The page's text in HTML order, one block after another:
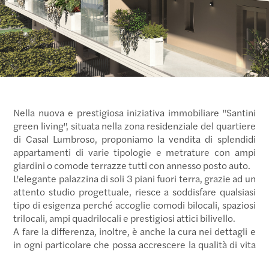
Nella nuova e prestigiosa iniziativa immobiliare "Santini
green living", situata nella zona residenziale del quartiere
di Casal Lumbroso, proponiamo la vendita di splendidi
appartamenti di varie tipologie e metrature con ampi
giardini o comode terrazze tutti con annesso posto auto.
L'elegante palazzina di soli 3 piani fuori terra, grazie ad un
attento studio progettuale, riesce a soddisfare qualsiasi
tipo di esigenza perché accoglie comodi bilocali, spaziosi
trilocali, ampi quadrilocali e prestigiosi attici bilivello.
A fare la differenza, inoltre, è anche la cura nei dettagli e
in ogni particolare che possa accrescere la qualità di vita